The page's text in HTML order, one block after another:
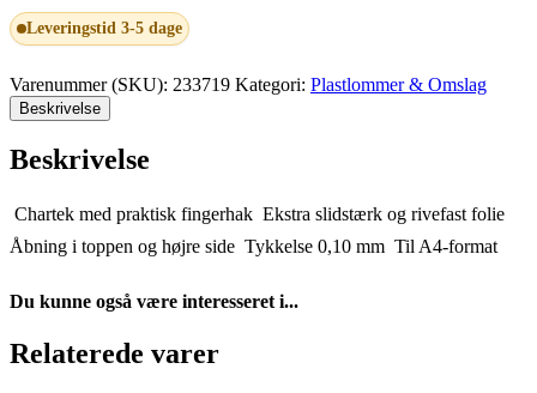
Leveringstid 3-5 dage
Varenummer (SKU): 233719 Kategori: Plastlommer & Omslag
Beskrivelse
Beskrivelse
 Chartek med praktisk fingerhak  Ekstra slidstærk og rivefast folie 
Åbning i toppen og højre side  Tykkelse 0,10 mm  Til A4-format
Du kunne også være interesseret i...
Relaterede varer